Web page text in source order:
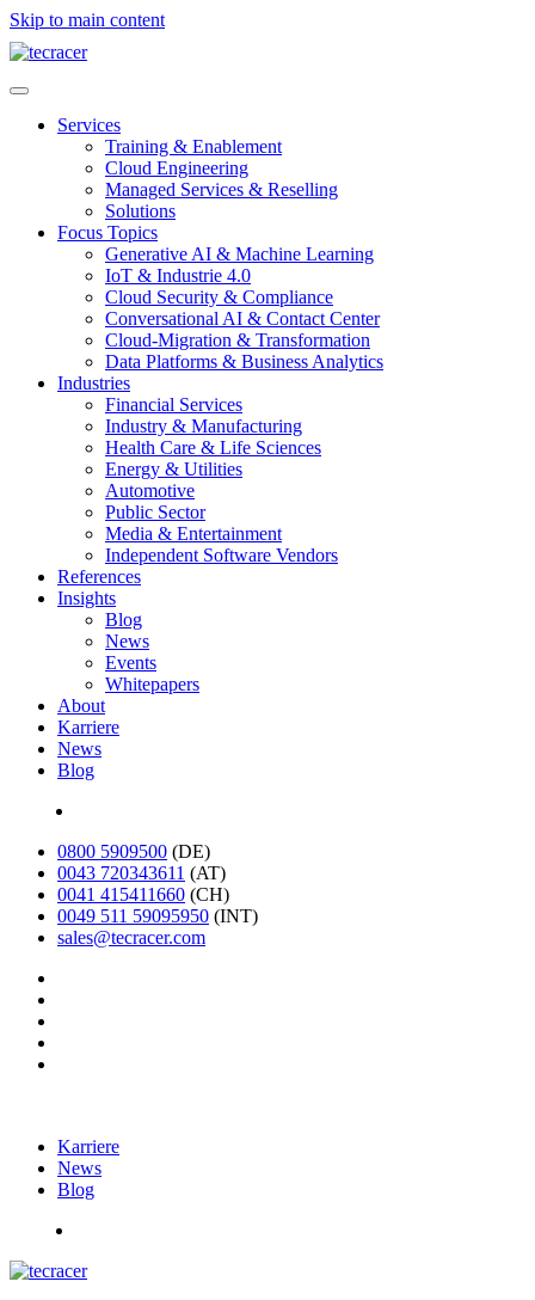
Skip to main content
Services
Training & Enablement
Cloud Engineering
Managed Services & Reselling
Solutions
Focus Topics
Generative AI & Machine Learning
IoT & Industrie 4.0
Cloud Security & Compliance
Conversational AI & Contact Center
Cloud-Migration & Transformation
Data Platforms & Business Analytics
Industries
Financial Services
Industry & Manufacturing
Health Care & Life Sciences
Energy & Utilities
Automotive
Public Sector
Media & Entertainment
Independent Software Vendors
References
Insights
Blog
News
Events
Whitepapers
About
Karriere
News
Blog
0800 5909500 (DE)
0043 720343611 (AT)
0041 415411660 (CH)
0049 511 59095950 (INT)
sales@tecracer.com
Karriere
News
Blog